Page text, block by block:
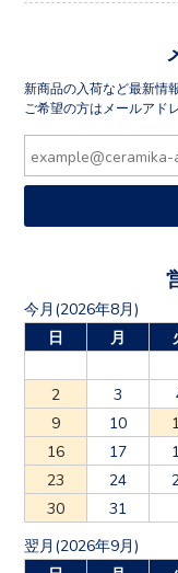
新商品の入荷など最新情
ご希望の方はメールアド
今月(2026年8月)
日
月
2
3
9
10
16
17
23
24
30
31
翌月(2026年9月)